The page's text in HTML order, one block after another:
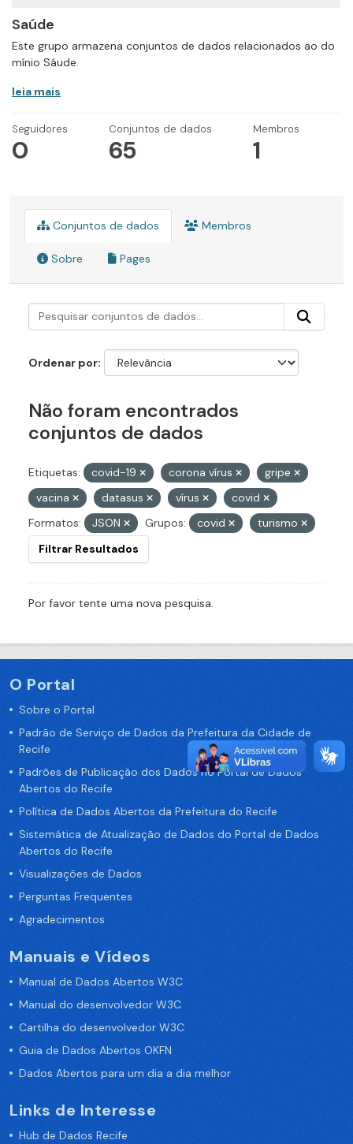
Saúde
Este grupo armazena conjuntos de dados relacionados ao do
mínio Sáude.
leia mais
Seguidores
0
Conjuntos de dados
65
Membros
1
Conjuntos de dados Membros
Sobre Pages
Ordenar por
Não foram encontrados
conjuntos de dados
Etiquetas: covid-19 corona vírus
gripe
vacina
datasus vírus
covid
Formatos:
JSON Grupos: covid
turismo
Filtrar Resultados
Por favor tente uma nova pesquisa.
O Portal
Sobre o Portal
Padrão de Serviço de Dados da Prefeitura da Cidade de
Recife
Padrões de Publicação dos Dados no Portal de Dados
Abertos do Recife
Política de Dados Abertos da Prefeitura do Recife
Sistemática de Atualização de Dados do Portal de Dados
Abertos do Recife
Visualizações de Dados
Perguntas Frequentes
Agradecimentos
Manuais e Vídeos
Manual de Dados Abertos W3C
Manual do desenvolvedor W3C
Cartilha do desenvolvedor W3C
Guia de Dados Abertos OKFN
Dados Abertos para um dia a dia melhor
Links de Interesse
Hub de Dados Recife